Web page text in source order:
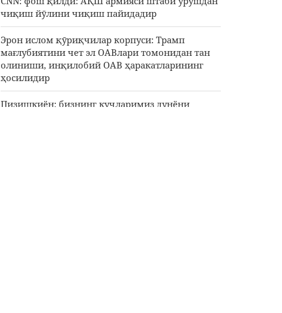
чиқиш йӯлини чиқиш пайидадир
Эрон ислом қӯриқчилар корпуси: Трамп
мағлубиятини чет эл ОАВлари томонидан тан
олиниши, инқилобий ОАВ ҳаракатларининг
ҳосилидир
Пизишкиён: бизнинг кучларимиз дунёни